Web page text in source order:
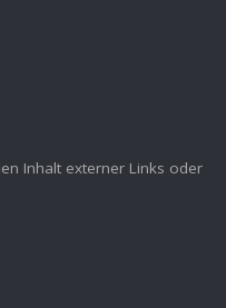
Inhalt externer Links oder